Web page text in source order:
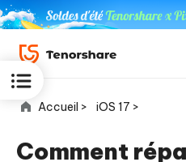
Accueil > iOS 17 >
Comment